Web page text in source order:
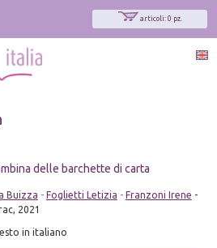
articoli: 0 pz.
delle barchette di carta
Buizza - Foglietti Letizia - Franzoni Irene -
2021
in italiano